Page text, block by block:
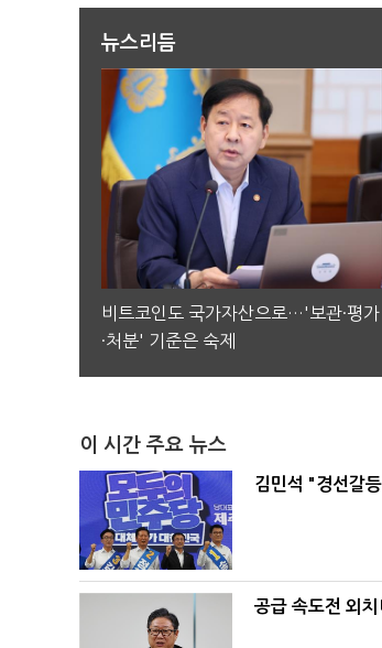
뉴스리듬
비트코인도 국가자산으로…'보관·평가
·처분' 기준은 숙제
이 시간 주요 뉴스
김민석 "경선갈
공급 속도전 외